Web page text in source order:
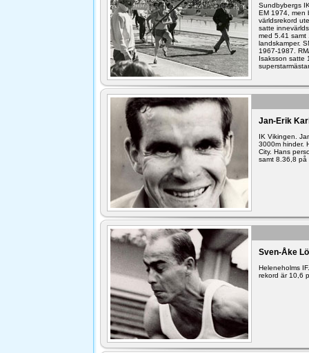
Sundbybergs
EM 1974, men
världsrekord
satte
med 5.41 samt
landskamper.
1967-1987.
Isaksson satte
Jan-Erik
IK Vikingen.
3000m hinder.
City. Hans
samt 8.36,8 på
Sven-Åke
Heleneholms
rekord är 10,6